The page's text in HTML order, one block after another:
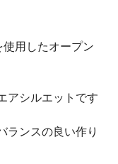
用したオープン
アシルエットです
ランスの良い作り